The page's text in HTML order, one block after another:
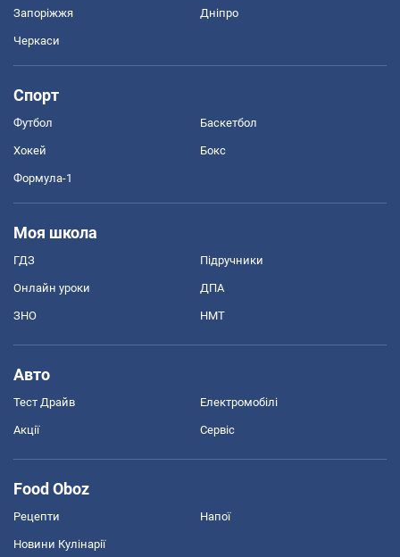
Запоріжжя Дніпро
Черкаси
Спорт
Футбол Баскетбол
Хокей Бокс
Формула-1
Моя школа
ГДЗ Підручники
Онлайн уроки ДПА
ЗНО НМТ
Авто
Тест Драйв Електромобілі
Акції Сервіс
Food Oboz
Рецепти Напої
Новини Кулінарії